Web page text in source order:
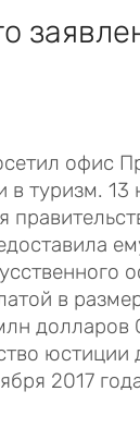
офис
в туризм.
в
юстиции
2017